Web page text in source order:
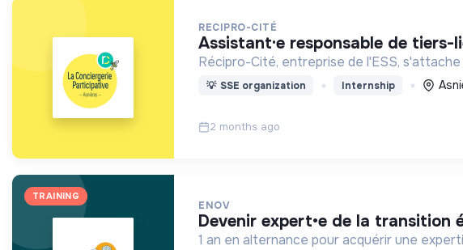
RECIPRO-CITÉ
assistant·e responsable de
Récipro-Cité, entreprise de l'ESS, s'attache
💡 SSE organization Internship
2 months ago
TRAINING
ENOV
devenir expert•e de la
1 an en alternance pour acquérir une